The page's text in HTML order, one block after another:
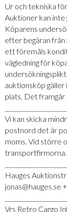
Ur och tekniska
Auktioner kan inte
Köparens
efter begäran
ett föremåls
vägledning för
auktionsköp gäller
plats. Det framgår
Vi kan skicka
postnord det är
moms. Vid större
transportfirmorna.
Hauges
jonas@hauges.se
Vrs Retro Cargo